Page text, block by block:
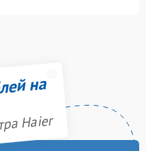
на
Haier